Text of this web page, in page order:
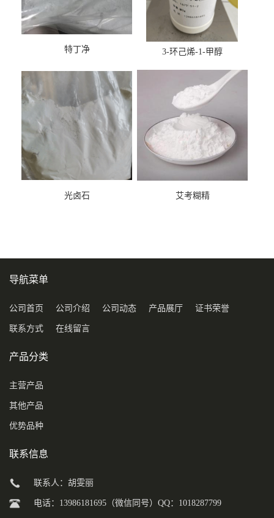
特丁净 3-环己烯-1-甲醇
光卤石 艾考糊精
导航菜单
公司首页 公司介绍 公司动态 产品展厅 证书荣誉
联系方式 在线留言
产品分类
主营产品
其他产品
优势品种
联系信息
联系人：胡雯丽
电话：13986181695（微信同号）QQ：1018287799